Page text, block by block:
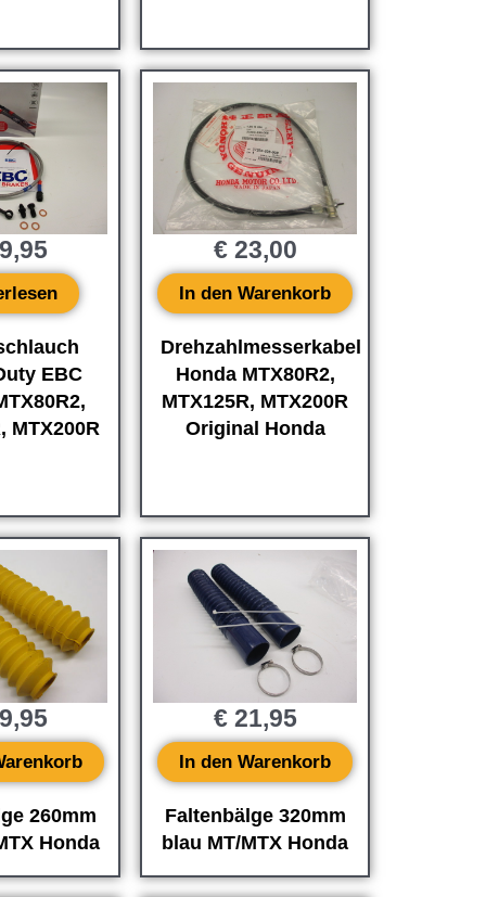
EBC
MTX200R
Drehzahlmesserkabel
Honda MTX80R2,
MTX125R, MTX200R
Original Honda
€23,00
In den Warenkorb
260mm
Honda
Faltenbälge 320mm
blau MT/MTX Honda
€21,95
In den Warenkorb